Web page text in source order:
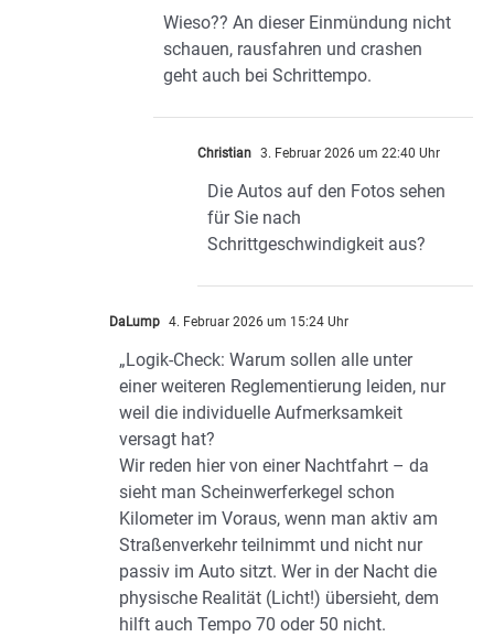
Wieso?? An dieser Einmündung nicht
schauen, rausfahren und crashen
geht auch bei Schrittempo.
Christian 3. Februar 2026 um 22:40 Uhr
Die Autos auf den Fotos sehen
für Sie nach
Schrittgeschwindigkeit aus?
DaLump 4. Februar 2026 um 15:24 Uhr
​„Logik-Check: Warum sollen alle unter
einer weiteren Reglementierung leiden, nur
weil die individuelle Aufmerksamkeit
versagt hat?
​Wir reden hier von einer Nachtfahrt – da
sieht man Scheinwerferkegel schon
Kilometer im Voraus, wenn man aktiv am
Straßenverkehr teilnimmt und nicht nur
passiv im Auto sitzt. Wer in der Nacht die
physische Realität (Licht!) übersieht, dem
hilft auch Tempo 70 oder 50 nicht.